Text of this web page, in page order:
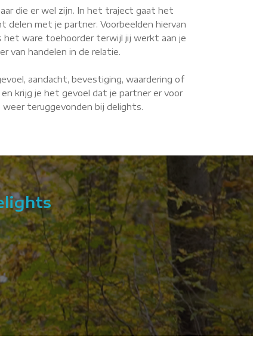
die er wel zijn. In het traject gaat het
met je partner. Voorbeelden hiervan
het ware toehoorder terwijl jij werkt aan je
van handelen in de relatie.
aandacht, bevestiging, waardering of
krijg je het gevoel dat je partner er voor
weer teruggevonden bij delights.